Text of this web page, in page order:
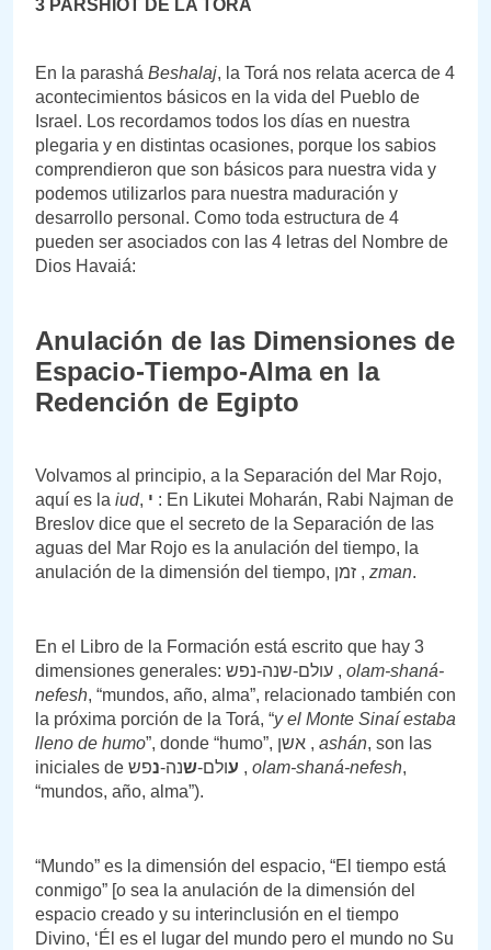
3 PARSHIOT DE LA TORÁ
En la parashá Beshalaj, la Torá nos relata acerca de 4
acontecimientos básicos en la vida del Pueblo de
Israel. Los recordamos todos los días en nuestra
plegaria y en distintas ocasiones, porque los sabios
comprendieron que son básicos para nuestra vida y
podemos utilizarlos para nuestra maduración y
desarrollo personal. Como toda estructura de 4
pueden ser asociados con las 4 letras del Nombre de
Dios Havaiá:
Anulación de las Dimensiones de
Espacio-Tiempo-Alma en la
Redención de Egipto
Volvamos al principio, a la Separación del Mar Rojo,
aquí es la iud, י : En Likutei Moharán, Rabi Najman de
Breslov dice que el secreto de la Separación de las
aguas del Mar Rojo es la anulación del tiempo, la
anulación de la dimensión del tiempo, זמן , zman.
En el Libro de la Formación está escrito que hay 3
dimensiones generales: עולם-שנה-נפש , olam-shaná-
nefesh, “mundos, año, alma”, relacionado también con
la próxima porción de la Torá, “y el Monte Sinaí estaba
lleno de humo
”, donde “humo”, אשן , ashán, son las
iniciales de
עולם-שנה-נ פש , olam-shaná-nefesh,
“mundos, año, alma”).
“Mundo” es la dimensión del espacio, “El tiempo está
conmigo” [o sea la anulación de la dimensión del
espacio creado y su interinclusión en el tiempo
Divino, ‘Él es el lugar del mundo pero el mundo no Su